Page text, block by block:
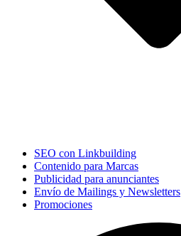
SEO con Linkbuilding
Contenido para Marcas
Publicidad para anunciantes
Envío de Mailings y Newsletters
Promociones